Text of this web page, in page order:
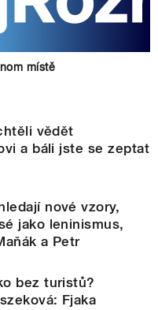
místě
vědět
a báli jste se zeptat
nové vzory,
jako leninismus,
a Petr
bez turistů?
Fjaka